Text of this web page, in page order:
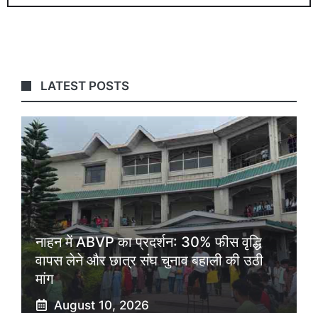
LATEST POSTS
नाहन में ABVP का प्रदर्शन: 30% फीस वृद्धि
वापस लेने और छात्र संघ चुनाव बहाली की उठी
मांग
August 10, 2026